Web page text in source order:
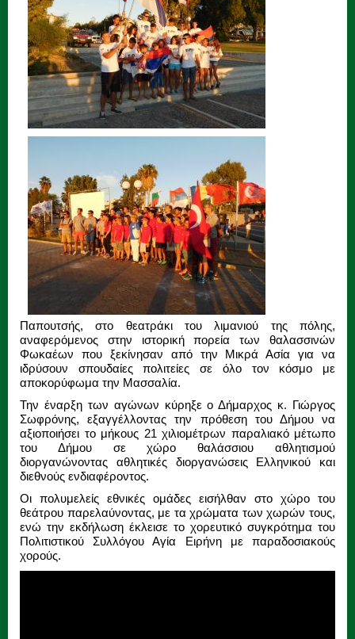
Παπουτσής, στο θεατράκι του λιμανιού της πόλης,
αναφερόμενος στην ιστορική πορεία των θαλασσινών
Φωκαέων που ξεκίνησαν από την Μικρά Ασία για να
ιδρύσουν σπουδαίες πολιτείες σε όλο τον κόσμο με
αποκορύφωμα την Μασσαλία.
Την έναρξη των αγώνων κύρηξε ο Δήμαρχος κ. Γιώργος
Σωφρόνης, εξαγγέλλοντας την πρόθεση του Δήμου να
αξιοποιήσει το μήκους 21 χιλιομέτρων παραλιακό μέτωπο
του Δήμου σε χώρο θαλάσσιου αθλητισμού
διοργανώνοντας αθλητικές διοργανώσεις Ελληνικού και
διεθνούς ενδιαφέροντος.
Οι πολυμελείς εθνικές ομάδες εισήλθαν στο χώρο του
θεάτρου παρελαύνοντας, με τα χρώματα των χωρών τους,
ενώ την εκδήλωση έκλεισε το χορευτικό συγκρότημα του
Πολιτιστικού Συλλόγου Αγία Ειρήνη με παραδοσιακούς
χορούς.